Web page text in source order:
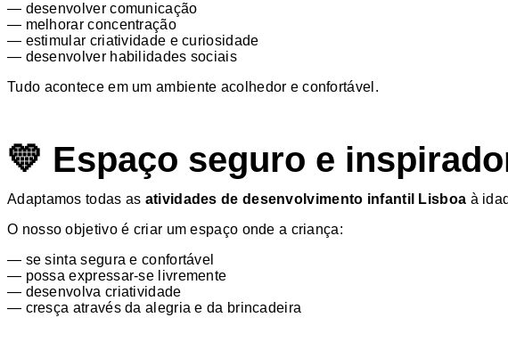
— desenvolver comunicação
— melhorar concentração
— estimular criatividade e curiosidade
— desenvolver habilidades sociais
Tudo acontece em um ambiente acolhedor e confortável.
💛 Espaço seguro e
Adaptamos todas as atividades de desenvolvimento infantil Lisboa à
O nosso objetivo é criar um espaço onde a criança:
— se sinta segura e confortável
— possa expressar-se livremente
— desenvolva criatividade
— cresça através da alegria e da brincadeira